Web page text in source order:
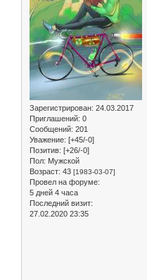
Зарегистрирован: 24.03.2017
Приглашений: 0
Сообщений: 201
Уважение: [+45/-0]
Позитив: [+26/-0]
Пол: Мужской
Возраст: 43 [1983-03-07]
Провел на форуме:
5 дней 4 часа
Последний визит:
27.02.2020 23:35